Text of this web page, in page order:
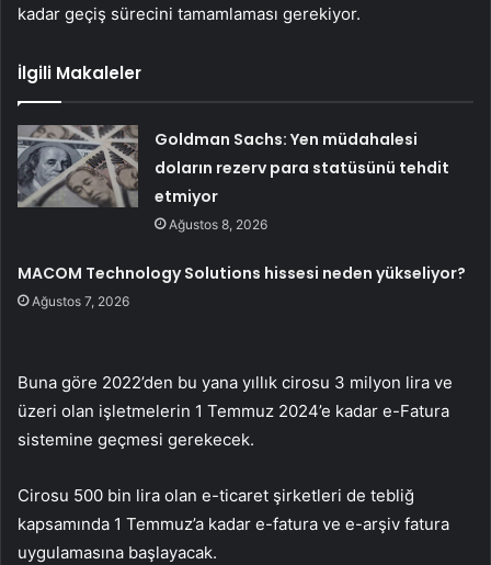
kadar geçiş sürecini tamamlaması gerekiyor.
İlgili Makaleler
Goldman Sachs: Yen müdahalesi
doların rezerv para statüsünü tehdit
etmiyor
Ağustos 8, 2026
MACOM Technology Solutions hissesi neden yükseliyor?
Ağustos 7, 2026
Buna göre 2022’den bu yana yıllık cirosu 3 milyon lira ve
üzeri olan işletmelerin 1 Temmuz 2024’e kadar e-Fatura
sistemine geçmesi gerekecek.
Cirosu 500 bin lira olan e-ticaret şirketleri de tebliğ
kapsamında 1 Temmuz’a kadar e-fatura ve e-arşiv fatura
uygulamasına başlayacak.